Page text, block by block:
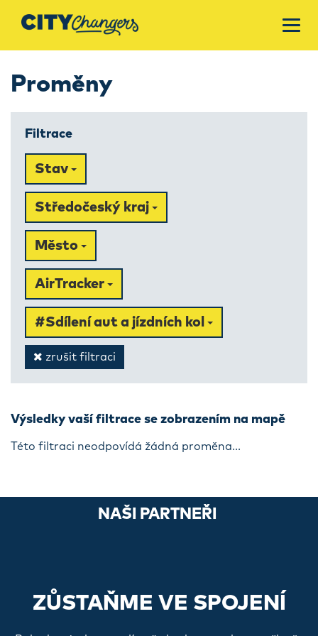
Proměny
Filtrace
Stav
Středočeský kraj
Město
AirTracker
#Sdílení aut a jízdních kol
zrušit filtraci
Výsledky vaší filtrace se zobrazením na mapě
Této filtraci neodpovídá žádná proměna...
NAŠI PARTNEŘI
ZŮSTAŇME VE SPOJENÍ